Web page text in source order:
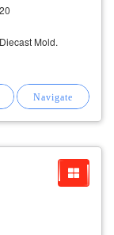
Mold.